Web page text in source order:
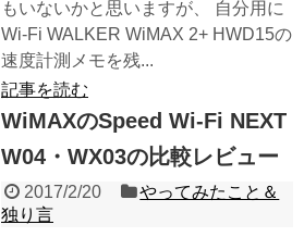
もいないかと思いますが、 自分用に
Wi-Fi WALKER WiMAX 2+ HWD15の
速度計測メモを残...
記事を読む
WiMAXのSpeed Wi-Fi NEXT
W04・WX03の比較レビュー
2017/2/20
やってみたこと＆
独り言